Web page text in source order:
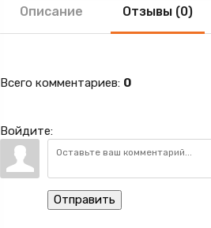
Описание Отзывы (0)
Всего комментариев: 0
Войдите:
Отправить